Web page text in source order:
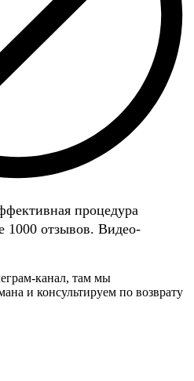
процедура
1000 отзывов. Видео-
канал, там мы
и консультируем по возврату